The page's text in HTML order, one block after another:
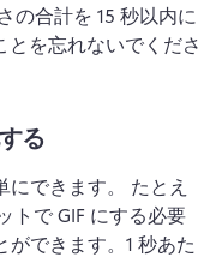
の合計を 15 秒以内に
とを忘れないでくださ
る
にできます。 たとえ
トで GIF にする必要
できます。 1 秒あた